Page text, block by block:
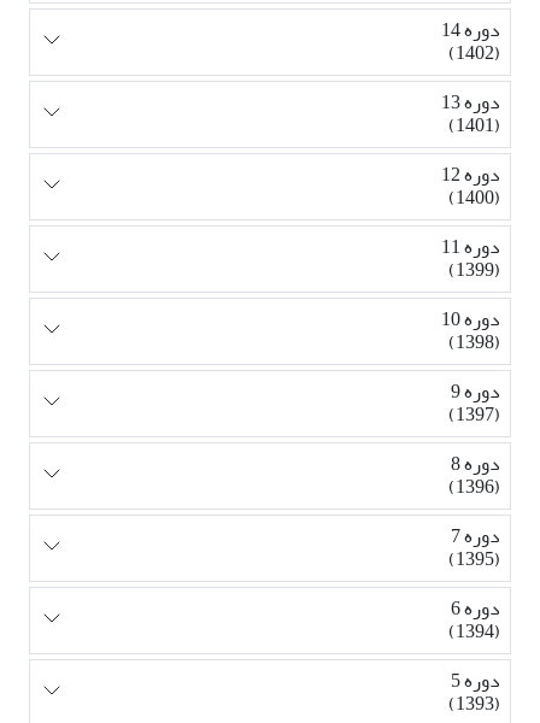
دوره 14
(1402)
دوره 13
(1401)
دوره 12
(1400)
دوره 11
(1399)
دوره 10
(1398)
دوره 9
(1397)
دوره 8
(1396)
دوره 7
(1395)
دوره 6
(1394)
دوره 5
(1393)